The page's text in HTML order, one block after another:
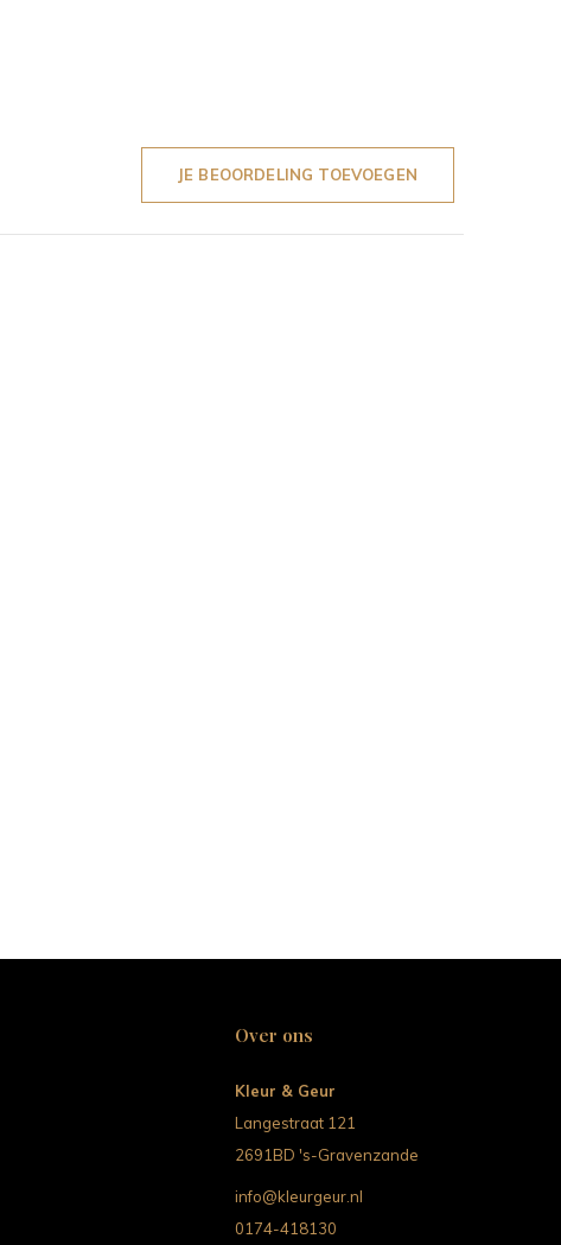
JE BEOORDELING TOEVOEGEN
Over ons
Kleur & Geur
Langestraat 121
2691BD 's-Gravenzande
info@kleurgeur.nl
0174-418130